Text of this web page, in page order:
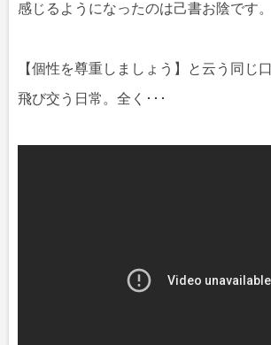
感じるようになったのは己書お陰です。
【個性を尊重しましょう】と云う同じ
飛び交う日常。全く･･･